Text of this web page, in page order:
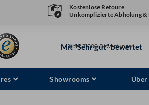
Kostenlose Retoure
Unkomplizierte Abholung
Mit "Sehr gut" bewertet
über 7.000 Bewertungen
Showrooms